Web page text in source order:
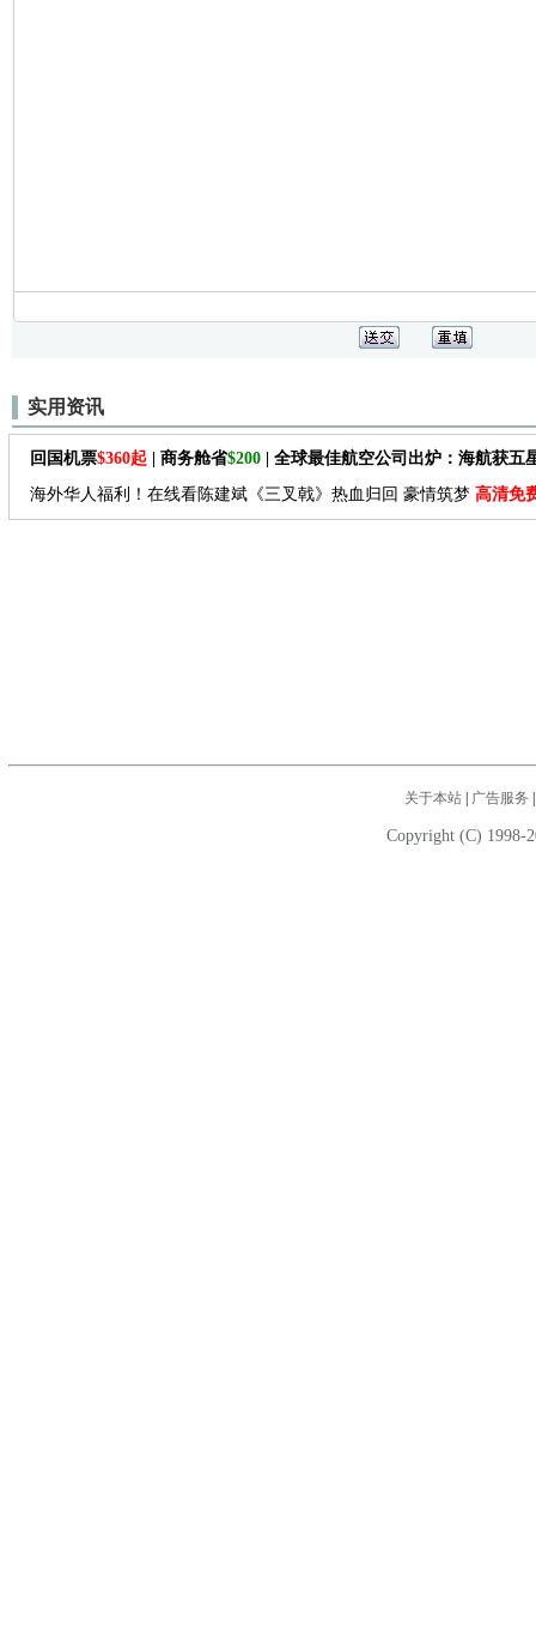
实用资讯
回国机票$360起 | 商务舱省$200 | 全球最佳航空公司出炉：海航获五
海外华人福利！在线看陈建斌《三叉戟》热血归回 豪情筑梦 高清免
关于本站| 广告服务
Copyright (C) 1998-